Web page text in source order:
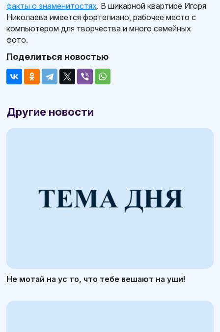
факты о знаменитостях. В шикарной квартире Игоря
Николаева имеется фортепиано, рабочее место с
компьютером для творчества и много семейных
фото.
Поделиться новостью
Другие новости
Не мотай на ус то, что тебе вешают на уши!